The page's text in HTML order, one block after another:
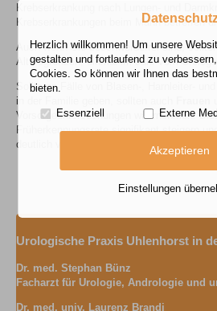
Krebserkrankung nach Lungen- und
Krebserkrankungen beim Mann betreffen
Auch wenn Sie beschwerdefrei sind,
Altersgrenzen, einmal im Jahr vom
Sollte es Fälle von Blasen-, Harnleiter- und
in der Familie geben, sollten auch
Vorsorgeuntersuchungen wahrnehmen.
Früherkennungsrate signifikant steigern
deutlich verbessern.
Urologische Praxis Uhlenhorst in
Dr. med. Stephan Bünz
Facharzt für Urologie, Andrologie und u
Dr. med. univ. Laurenz Brandi
Herzlich willkommen! Um unsere
gestalten und fortlaufend zu
Cookies. So können wir Ihnen das
bieten.
Essenziell Externe
Akzeptieren
Einstellungen